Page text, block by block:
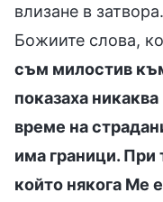
влизане в
Божиите слова,
съм милостив
показаха
време на
има граници. При
който някога Ме